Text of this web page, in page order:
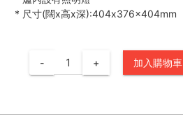
* 尺寸(闊x高x深):404x376x404mm
- + 加入購物車